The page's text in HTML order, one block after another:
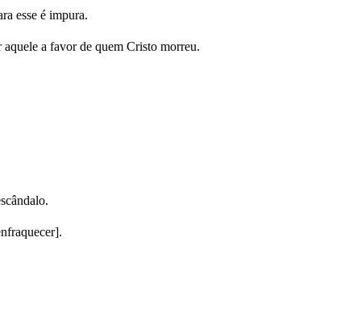
esse é impura.
aquele a favor de quem Cristo morreu.